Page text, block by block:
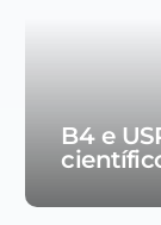
B4 e